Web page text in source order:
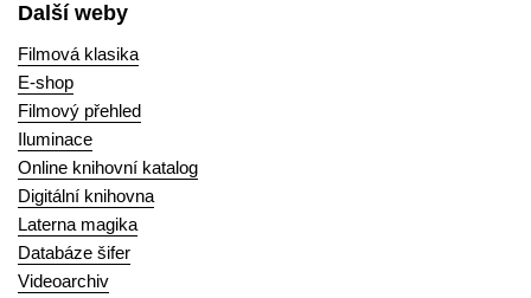
Další weby
Filmová klasika
E-shop
Filmový přehled
Iluminace
Online knihovní katalog
Digitální knihovna
Laterna magika
Databáze šifer
Videoarchiv